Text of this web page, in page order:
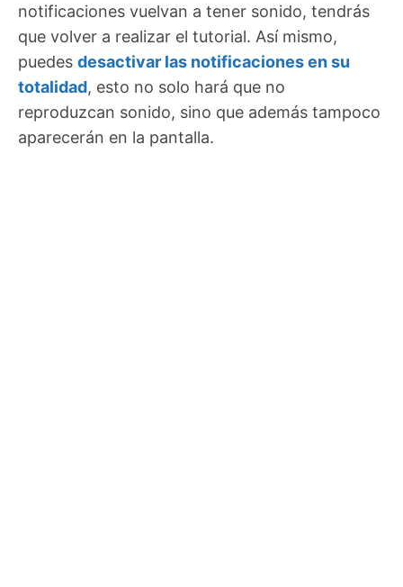
notificaciones vuelvan a tener sonido, tendrás
que volver a realizar el tutorial. Así mismo,
puedes desactivar las notificaciones en su
totalidad, esto no solo hará que no
reproduzcan sonido, sino que además tampoco
aparecerán en la pantalla.